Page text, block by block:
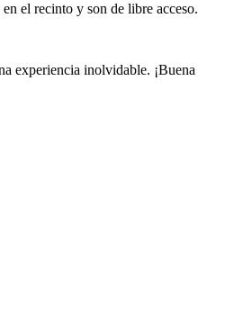
el recinto y son de libre acceso.
experiencia inolvidable. ¡Buena